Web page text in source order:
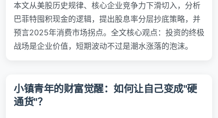
本文从美股历史规律、核心企业竞争力下滑切入，分析
巴菲特囤积现金的逻辑，提出股息率分层抄底策略，并
预言2025年消费市场拐点。全文核心观点：投资的终极
战场是企业价值，短期波动不过是潮水涨落的泡沫。
小镇青年的财富觉醒：如何让自己变成"硬
通货"？